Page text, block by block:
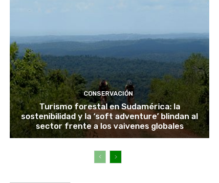
CONSERVACIÓN
Turismo forestal en Sudamérica: la
sostenibilidad y la ‘soft adventure’ blindan al
sector frente a los vaivenes globales